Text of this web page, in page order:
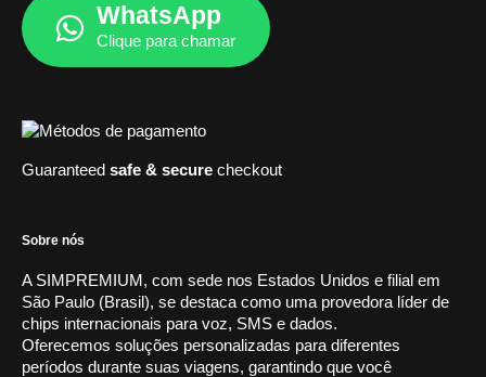
WhatsApp
Clique para chamar
Guaranteed safe & secure checkout
Sobre nós
A SIMPREMIUM, com sede nos Estados Unidos e filial em
São Paulo (Brasil), se destaca como uma provedora líder de
chips internacionais para voz, SMS e dados.
Oferecemos soluções personalizadas para diferentes
períodos durante suas viagens, garantindo que você